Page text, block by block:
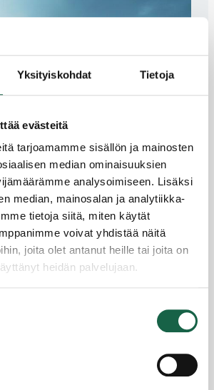
Yksityiskohdat Tietoja
evästeitä
tarjoamamme sisällön ja mainosten
median ominaisuuksien
analysoimiseen. Lisäksi
median, mainosalan ja analytiikka-
tietoja siitä, miten käytät
voivat yhdistää näitä
joita olet antanut heille tai joita on
heidän palvelujaan.
luo uusia
–
alihankintaketjut
ulottuvilla